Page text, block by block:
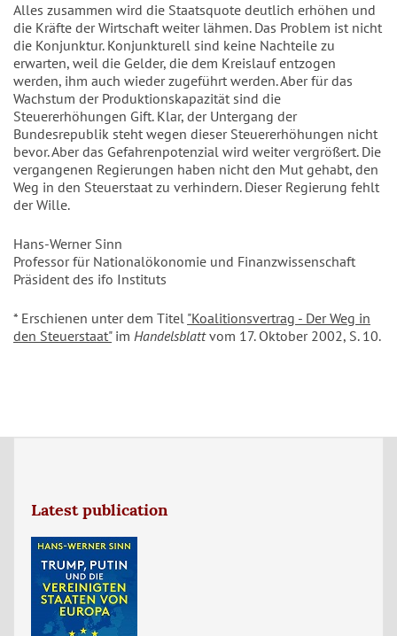
Alles zusammen wird die Staatsquote deutlich erhöhen und
die Kräfte der Wirtschaft weiter lähmen. Das Problem ist nicht
die Konjunktur. Konjunkturell sind keine Nachteile zu
erwarten, weil die Gelder, die dem Kreislauf entzogen
werden, ihm auch wieder zugeführt werden. Aber für das
Wachstum der Produktionskapazität sind die
Steuererhöhungen Gift. Klar, der Untergang der
Bundesrepublik steht wegen dieser Steuererhöhungen nicht
bevor. Aber das Gefahrenpotenzial wird weiter vergrößert. Die
vergangenen Regierungen haben nicht den Mut gehabt, den
Weg in den Steuerstaat zu verhindern. Dieser Regierung fehlt
der Wille.
Hans-Werner Sinn
Professor für Nationalökonomie und Finanzwissenschaft
Präsident des ifo Instituts
* Erschienen unter dem Titel "Koalitionsvertrag - Der Weg in
den Steuerstaat"im Handelsblattvom 17. Oktober 2002, S. 10.
Latest publication